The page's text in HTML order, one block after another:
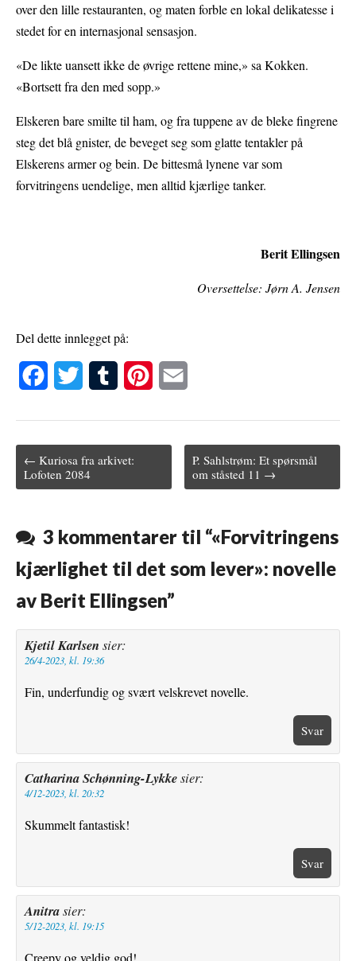
over den lille restauranten, og maten forble en lokal delikatesse i
stedet for en internasjonal sensasjon.
«De likte uansett ikke de øvrige rettene mine,» sa Kokken.
«Bortsett fra den med sopp.»
Elskeren bare smilte til ham, og fra tuppene av de bleke fingrene
steg det blå gnister, de beveget seg som glatte tentakler på
Elskerens armer og bein. De bittesmå lynene var som
forvitringens uendelige, men alltid kjærlige tanker.
Berit Ellingsen
Oversettelse: Jørn A. Jensen
Del dette innlegget på:
e
b
o
k
t
t
r
b
l
e
e
s
t
l
Post navigation
← Kuriosa fra arkivet:
Lofoten 2084
P. Sahlstrøm: Et spørsmål
om ståsted 11 →
3 kommentarer til “«Forvitringens
kjærlighet til det som lever»: novelle
av Berit Ellingsen”
Kjetil Karlsen sier:
26/4-2023, kl. 19:36
Fin, underfundig og svært velskrevet novelle.
Svar
Catharina Schønning-Lykkesier:
4/12-2023, kl. 20:32
Skummelt fantastisk!
Svar
Anitrasier:
5/12-2023, kl. 19:15
Creepy og veldig god!